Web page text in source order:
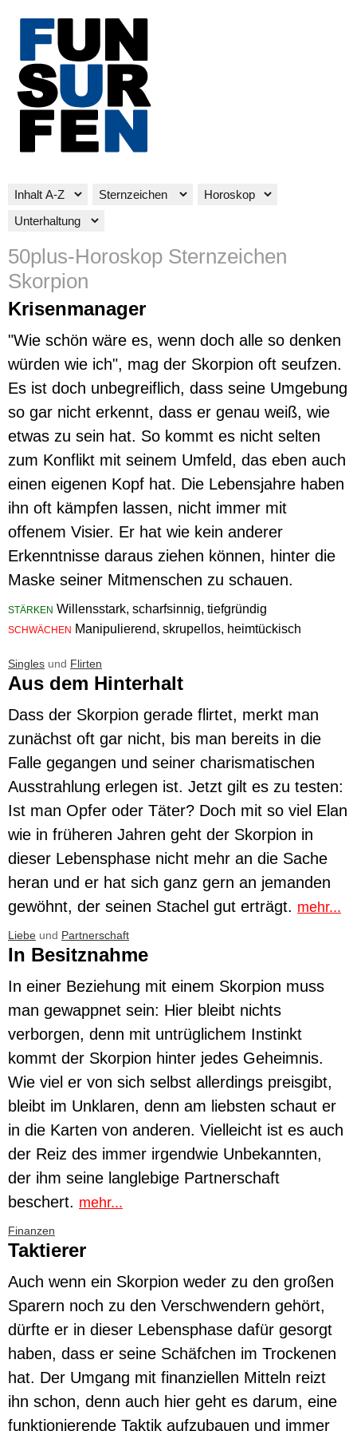
50plus-Horoskop Sternzeichen
Skorpion
Krisenmanager
"Wie schön wäre es, wenn doch alle so denken
würden wie ich", mag der Skorpion oft seufzen.
Es ist doch unbegreiflich, dass seine Umgebung
so gar nicht erkennt, dass er genau weiß, wie
etwas zu sein hat. So kommt es nicht selten
zum Konflikt mit seinem Umfeld, das eben auch
einen eigenen Kopf hat. Die Lebensjahre haben
ihn oft kämpfen lassen, nicht immer mit
offenem Visier. Er hat wie kein anderer
Erkenntnisse daraus ziehen können, hinter die
Maske seiner Mitmenschen zu schauen.
STÄRKEN Willensstark, scharfsinnig, tiefgründig
SCHWÄCHEN Manipulierend, skrupellos, heimtückisch
Singles und Flirten
Aus dem Hinterhalt
Dass der Skorpion gerade flirtet, merkt man
zunächst oft gar nicht, bis man bereits in die
Falle gegangen und seiner charismatischen
Ausstrahlung erlegen ist. Jetzt gilt es zu testen:
Ist man Opfer oder Täter? Doch mit so viel Elan
wie in früheren Jahren geht der Skorpion in
dieser Lebensphase nicht mehr an die Sache
heran und er hat sich ganz gern an jemanden
gewöhnt, der seinen Stachel gut erträgt. mehr...
Liebe und Partnerschaft
In Besitznahme
In einer Beziehung mit einem Skorpion muss
man gewappnet sein: Hier bleibt nichts
verborgen, denn mit untrüglichem Instinkt
kommt der Skorpion hinter jedes Geheimnis.
Wie viel er von sich selbst allerdings preisgibt,
bleibt im Unklaren, denn am liebsten schaut er
in die Karten von anderen. Vielleicht ist es auch
der Reiz des immer irgendwie Unbekannten,
der ihm seine langlebige Partnerschaft
beschert. mehr...
Finanzen
Taktierer
Auch wenn ein Skorpion weder zu den großen
Sparern noch zu den Verschwendern gehört,
dürfte er in dieser Lebensphase dafür gesorgt
haben, dass er seine Schäfchen im Trockenen
hat. Der Umgang mit finanziellen Mitteln reizt
ihn schon, denn auch hier geht es darum, eine
funktionierende Taktik aufzubauen und immer